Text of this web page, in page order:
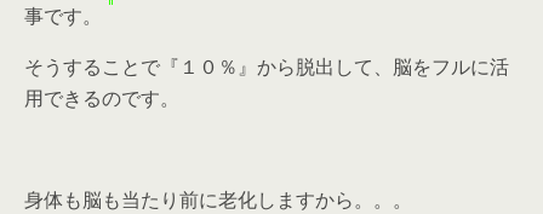
事です。
そうすることで『１０％』から脱出して、脳をフルに活
用できるのです。
身体も脳も当たり前に老化しますから。。。